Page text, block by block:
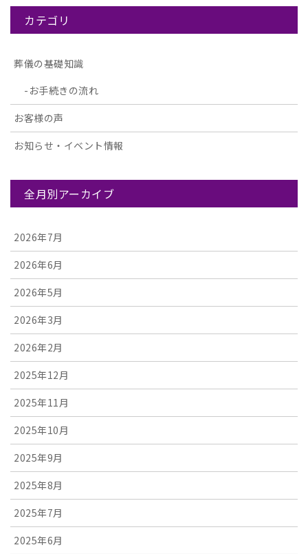
カテゴリ
葬儀の基礎知識
お手続きの流れ
お客様の声
お知らせ・イベント情報
全月別アーカイブ
2026年7月
2026年6月
2026年5月
2026年3月
2026年2月
2025年12月
2025年11月
2025年10月
2025年9月
2025年8月
2025年7月
2025年6月